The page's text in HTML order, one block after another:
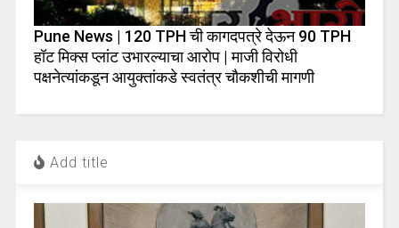
Pune News | 120 TPH ची कागदपत्रे देऊन 90 TPH
हॉट मिक्स प्लांट उभारल्याचा आरोप | माजी विरोधी
पक्षनेत्यांकडून आयुक्तांकडे स्वतंत्र चौकशीची मागणी
Add title